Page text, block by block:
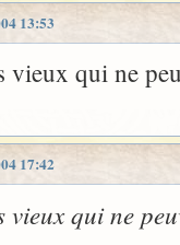
13:53
vieux qui ne
17:42
vieux qui ne